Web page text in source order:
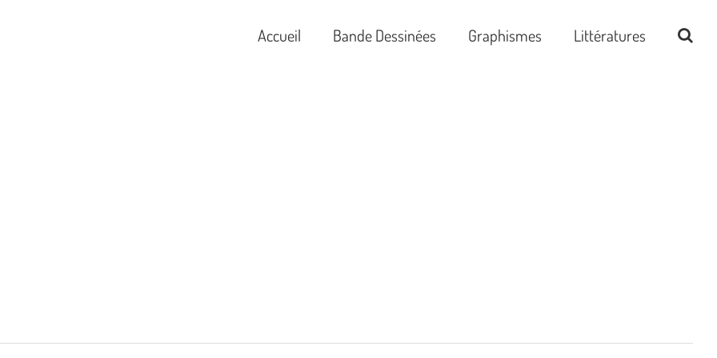
Accueil Bande Dessinées Graphismes Littératures